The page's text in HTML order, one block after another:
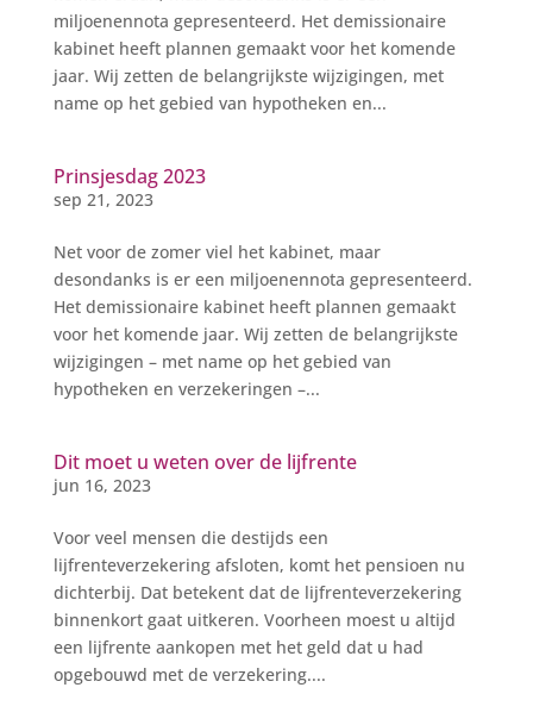
miljoenennota gepresenteerd. Het demissionaire
kabinet heeft plannen gemaakt voor het komende
jaar. Wij zetten de belangrijkste wijzigingen, met
name op het gebied van hypotheken en...
Prinsjesdag 2023
sep 21, 2023
Net voor de zomer viel het kabinet, maar
desondanks is er een miljoenennota gepresenteerd.
Het demissionaire kabinet heeft plannen gemaakt
voor het komende jaar. Wij zetten de belangrijkste
wijzigingen – met name op het gebied van
hypotheken en verzekeringen –...
Dit moet u weten over de lijfrente
jun 16, 2023
Voor veel mensen die destijds een
lijfrenteverzekering afsloten, komt het pensioen nu
dichterbij. Dat betekent dat de lijfrenteverzekering
binnenkort gaat uitkeren. Voorheen moest u altijd
een lijfrente aankopen met het geld dat u had
opgebouwd met de verzekering....